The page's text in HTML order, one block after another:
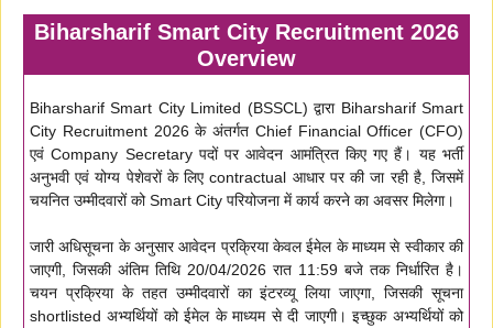
Biharsharif Smart City Recruitment 2026
Overview
Biharsharif Smart City Limited (BSSCL) द्वारा Biharsharif Smart
City Recruitment 2026 के अंतर्गत Chief Financial Officer (CFO)
एवं Company Secretary पदों पर आवेदन आमंत्रित किए गए हैं। यह भर्ती
अनुभवी एवं योग्य पेशेवरों के लिए contractual आधार पर की जा रही है, जिसमें
चयनित उम्मीदवारों को Smart City परियोजना में कार्य करने का अवसर मिलेगा।
जारी अधिसूचना के अनुसार आवेदन प्रक्रिया केवल ईमेल के माध्यम से स्वीकार की
जाएगी, जिसकी अंतिम तिथि 20/04/2026 रात 11:59 बजे तक निर्धारित है।
चयन प्रक्रिया के तहत उम्मीदवारों का इंटरव्यू लिया जाएगा, जिसकी सूचना
shortlisted अभ्यर्थियों को ईमेल के माध्यम से दी जाएगी। इच्छुक अभ्यर्थियों को